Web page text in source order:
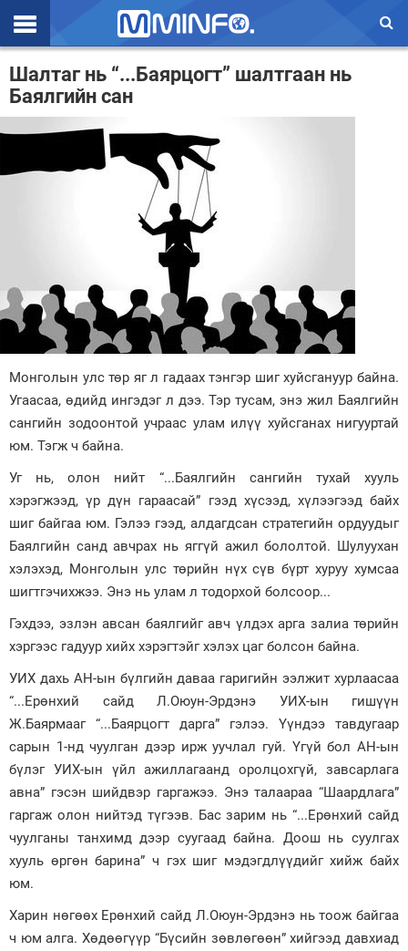
Эхлэл
Цаг агаар
Валют ханш
Улс төр
Спорт
Нийгэм
Энтертайнмэнт
Зурхай
Шалтаг нь “...Баярцогт” шалтгаан нь
Баялгийн сан
Монголын улс төр яг л гадаах тэнгэр шиг хуйсгануур байна.
Угаасаа, өдийд ингэдэг л дээ. Тэр тусам, энэ жил Баялгийн
сангийн зодоонтой учраас улам илүү хуйсганах нигууртай
юм. Тэгж ч байна.
Уг нь, олон нийт “...Баялгийн сангийн тухай хууль
хэрэгжээд, үр дүн гараасай” гээд хүсээд, хүлээгээд байх
шиг байгаа юм. Гэлээ гээд, алдагдсан стратегийн ордуудыг
Баялгийн санд авчрах нь яггүй ажил бололтой. Шулуухан
хэлэхэд, Монголын улс төрийн нүх сүв бүрт хуруу хумсаа
шигтгэчихжээ. Энэ нь улам л тодорхой болсоор...
Гэхдээ, эзлэн авсан баялгийг авч үлдэх арга залиа төрийн
хэргээс гадуур хийх хэрэгтэйг хэлэх цаг болсон байна.
УИХ дахь АН-ын бүлгийн даваа гаригийн ээлжит хурлаасаа
“...Ерөнхий сайд Л.Оюун-Эрдэнэ УИХ-ын гишүүн
Ж.Баярмааг “...Баярцогт дарга” гэлээ. Үүндээ тавдугаар
сарын 1-нд чуулган дээр ирж уучлал гуй. Үгүй бол АН-ын
бүлэг УИХ-ын үйл ажиллагаанд оролцохгүй, завсарлага
авна” гэсэн шийдвэр гаргажээ. Энэ талаараа “Шаардлага”
гаргаж олон нийтэд түгээв. Бас зарим нь “...Ерөнхий сайд
чуулганы танхимд дээр суугаад байна. Доош нь суулгах
хууль өргөн барина” ч гэх шиг мэдэгдлүүдийг хийж байх
юм.
Харин нөгөөх Ерөнхий сайд Л.Оюун-Эрдэнэ нь тоож байгаа
ч юм алга. Хөдөөгүүр “Бүсийн зөвлөгөөн” хийгээд давхиад